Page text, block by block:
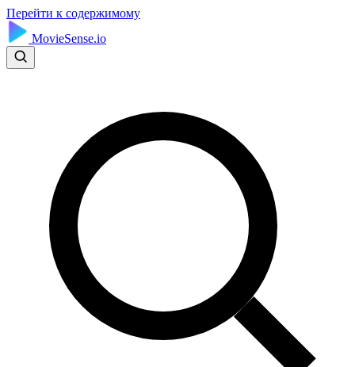
Перейти к содержимому
MovieSense.io